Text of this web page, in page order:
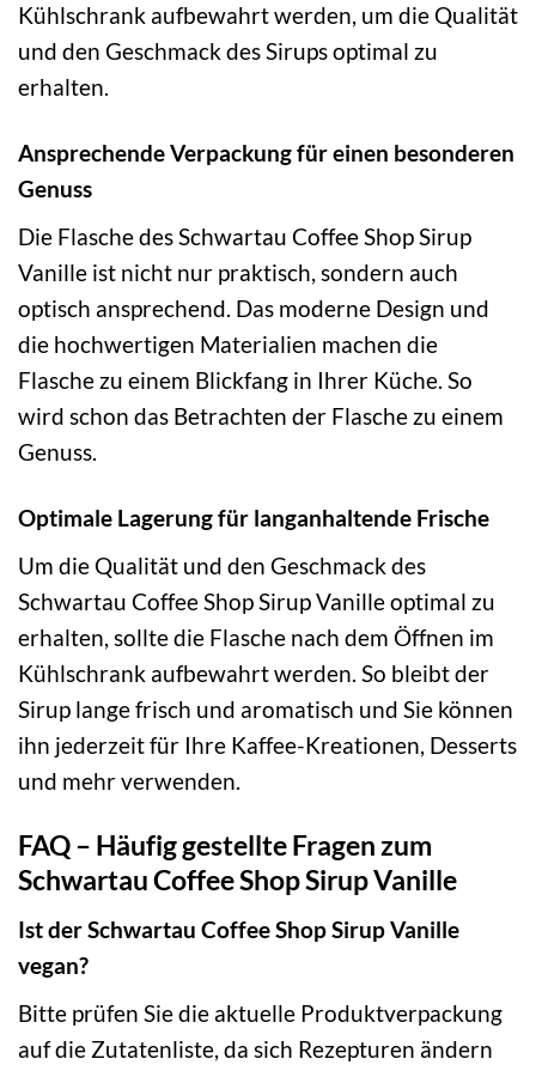
Kühlschrank aufbewahrt werden, um die Qualität
und den Geschmack des Sirups optimal zu
erhalten.
Ansprechende Verpackung für einen besonderen
Genuss
Die Flasche des Schwartau Coffee Shop Sirup
Vanille ist nicht nur praktisch, sondern auch
optisch ansprechend. Das moderne Design und
die hochwertigen Materialien machen die
Flasche zu einem Blickfang in Ihrer Küche. So
wird schon das Betrachten der Flasche zu einem
Genuss.
Optimale Lagerung für langanhaltende Frische
Um die Qualität und den Geschmack des
Schwartau Coffee Shop Sirup Vanille optimal zu
erhalten, sollte die Flasche nach dem Öffnen im
Kühlschrank aufbewahrt werden. So bleibt der
Sirup lange frisch und aromatisch und Sie können
ihn jederzeit für Ihre Kaffee-Kreationen, Desserts
und mehr verwenden.
FAQ – Häufig gestellte Fragen zum
Schwartau Coffee Shop Sirup Vanille
Ist der Schwartau Coffee Shop Sirup Vanille
vegan?
Bitte prüfen Sie die aktuelle Produktverpackung
auf die Zutatenliste, da sich Rezepturen ändern